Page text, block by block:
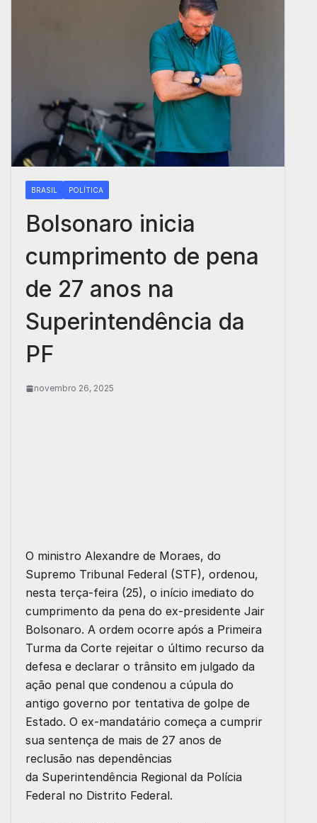
BRASIL POLÍTICA
Bolsonaro inicia
cumprimento de pena
de 27 anos na
Superintendência da
PF
novembro 26, 2025
O ministro Alexandre de Moraes, do
Supremo Tribunal Federal (STF), ordenou,
nesta terça-feira (25), o início imediato do
cumprimento da pena do ex-presidente Jair
Bolsonaro. A ordem ocorre após a Primeira
Turma da Corte rejeitar o último recurso da
defesa e declarar o trânsito em julgado da
ação penal que condenou a cúpula do
antigo governo por tentativa de golpe de
Estado. O ex-mandatário começa a cumprir
sua sentença de mais de 27 anos de
reclusão nas dependências
da Superintendência Regional da Polícia
Federal no Distrito Federal.